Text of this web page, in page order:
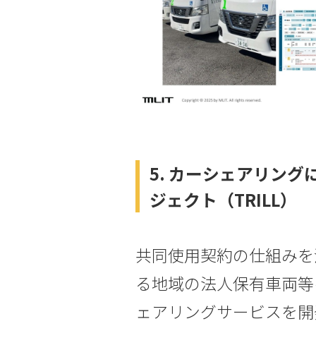
5. カーシェアリング
ジェクト（TRILL）
共同使用契約の仕組み
る地域の法人保有車両
ェアリングサービスを